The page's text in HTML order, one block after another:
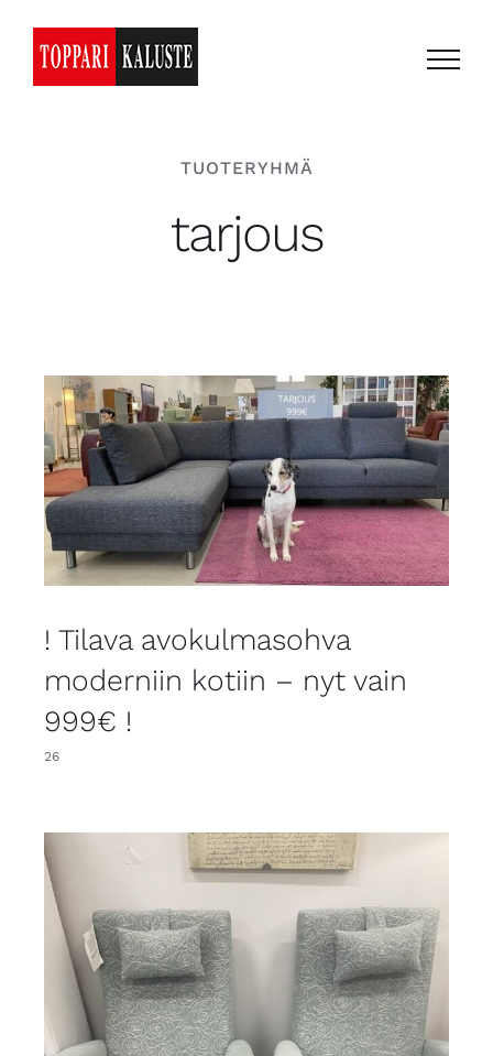
content
TUOTERYHMÄ
tarjous
! Tilava avokulmasohva
moderniin kotiin – nyt vain
999€ !
26